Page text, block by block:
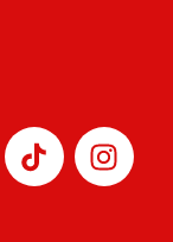
I
n
s